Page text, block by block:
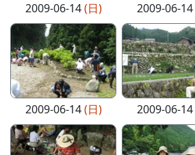
2009-06-14(日) 2009-06-14
2009-06-14(日) 2009-06-14